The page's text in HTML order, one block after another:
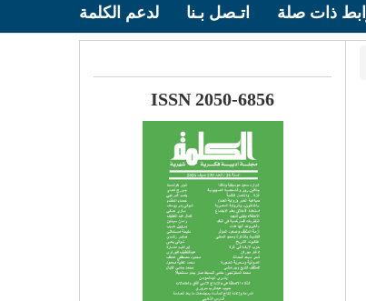
ذات صلة اتـصل بـنا لدعم الكلمة
ISSN 2050-6856